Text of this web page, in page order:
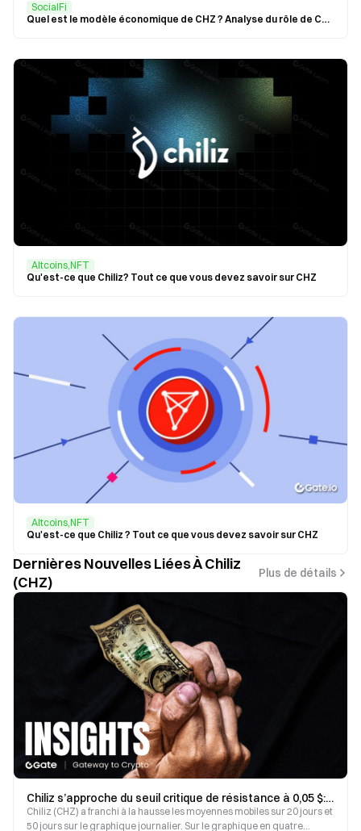
SocialFi
Quel est le modèle économique de CHZ ? Analyse du rôle de CHZ au sein de l’écosystème Chiliz
Altcoins,NFT
Qu'est-ce que Chiliz? Tout ce que vous devez savoir sur CHZ
Altcoins,NFT
Qu'est-ce que Chiliz ? Tout ce que vous devez savoir sur CHZ
Dernières Nouvelles Liées À Chiliz
(CHZ)
Plus de détails
Chiliz s’approche du seuil critique de résistance à 0,05 $: divergence croissante entre la structure technique et le sentiment du marché
Chiliz (CHZ) a franchi à la hausse les moyennes mobiles sur 20 jours et
50 jours sur le graphique journalier. Sur le graphique en quatre